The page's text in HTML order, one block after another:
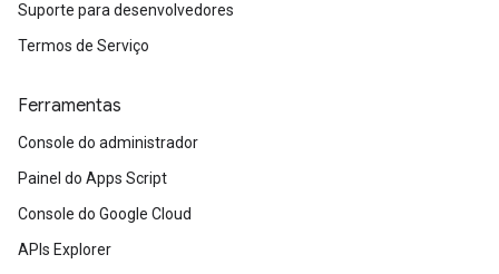
Suporte para desenvolvedores
Termos de Serviço
Ferramentas
Console do administrador
Painel do Apps Script
Console do Google Cloud
APIs Explorer